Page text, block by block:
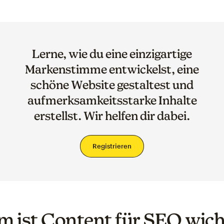
Lerne, wie du eine einzigartige
Markenstimme entwickelst, eine
schöne Website gestaltest und
aufmerksamkeitsstarke Inhalte
erstellst. Wir helfen dir dabei.
Registrieren